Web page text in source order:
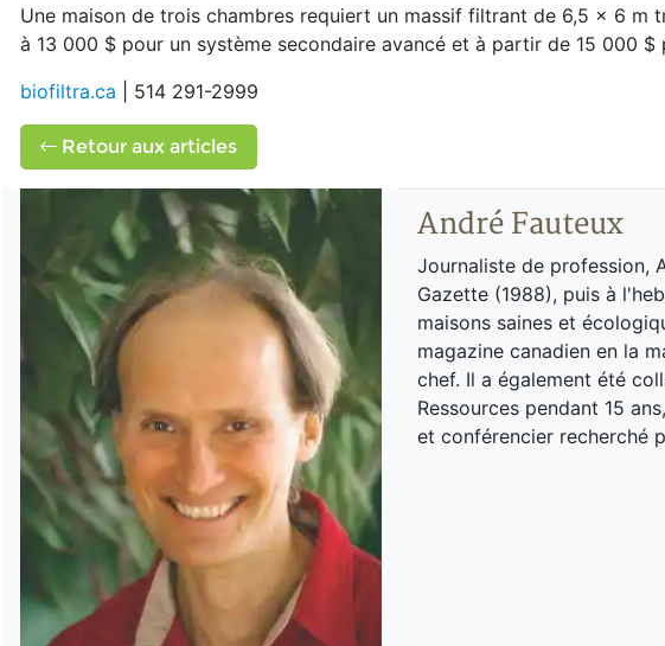
Une maison de trois chambres requiert un massif filtrant de 6,5 x 6 m
à 13 000 $ pour un système secondaire avancé et à partir de 15 000
biofiltra.ca | 514 291-2999
Retour aux articles
André Fauteux
Journaliste de profession,
Gazette (1988), puis à
maisons saines et
magazine canadien en la
chef. Il a également été
Ressources pendant 15
et conférencier recherché